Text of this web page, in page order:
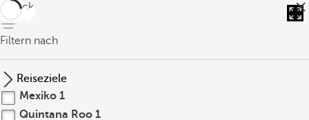
zurück
Filtern nach
Reiseziele
Mexiko 1
Quintana Roo 1